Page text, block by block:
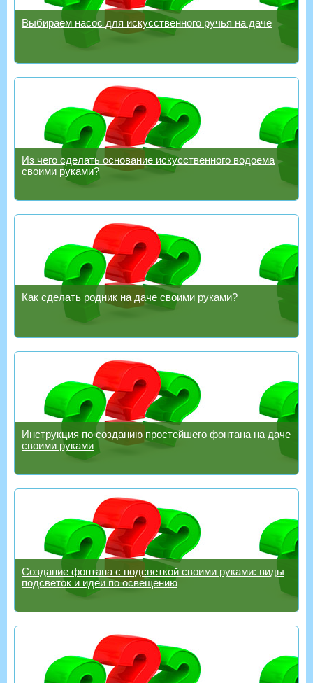
Выбираем насос для искусственного ручья на даче
Из чего сделать основание искусственного водоема
своими руками?
Как сделать родник на даче своими руками?
Инструкция по созданию простейшего фонтана на даче
своими руками
Создание фонтана с подсветкой своими руками: виды
подсветок и идеи по освещению